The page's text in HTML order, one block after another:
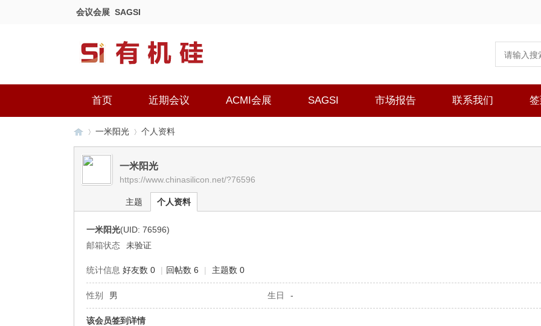
会议会展 SAGSI
首页 近期会议 ACMI会展 SAGSI 市场报告 联系我们
有›
一米阳光
›
个人资料
一米阳光
https://www.chinasilicon.net/?76596
主题 个人资料
一米阳光(UID: 76596)
邮箱状态
未验证
统计信息 好友数 0 | 回帖数 6 | 主题数 0
性别 男 生日 -
该会员签到详情